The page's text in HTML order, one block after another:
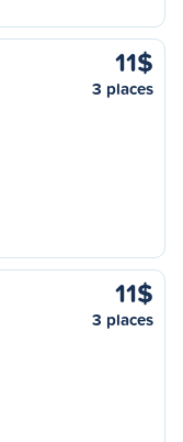
11$
3 places
11$
3 places